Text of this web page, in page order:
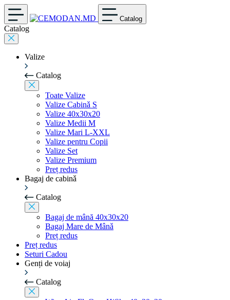
Catalog
Catalog
Valize
Catalog
Toate Valize
Valize Cabinǎ S
Valize 40x30x20
Valize Medii M
Valize Mari L-XXL
Valize pentru Copii
Valize Set
Valize Premium
Preț redus
Bagaj de cabinǎ
Catalog
Bagaj de mână 40x30x20
Bagaj Mare de Mânǎ
Preț redus
Preț redus
Seturi Cadou
Genți de voiaj
Catalog